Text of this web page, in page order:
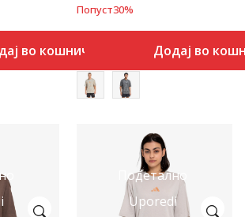
во кошничка
Попуст30%
Додај во
Подетално
Uporedi